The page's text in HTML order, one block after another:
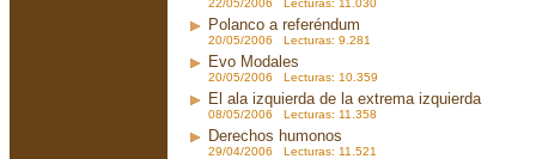
22/05/2006 Lecturas: 11.030
Polanco a referéndum
20/05/2006 Lecturas: 9.281
Evo Modales
20/05/2006 Lecturas: 10.359
El ala izquierda de la extrema izquierda
08/05/2006 Lecturas: 11.358
Derechos humonos
29/04/2006 Lecturas: 11.521